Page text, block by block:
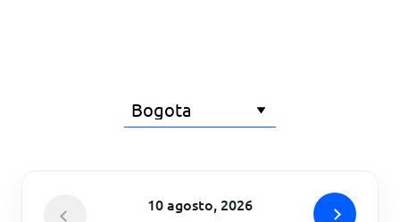
10 agosto, 2026